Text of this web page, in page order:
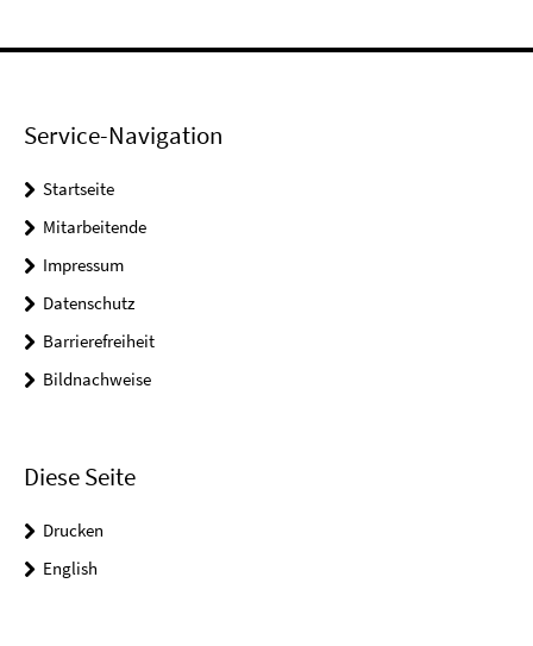
Service-Navigation
Startseite
Mitarbeitende
Impressum
Datenschutz
Barrierefreiheit
Bildnachweise
Diese Seite
Drucken
English